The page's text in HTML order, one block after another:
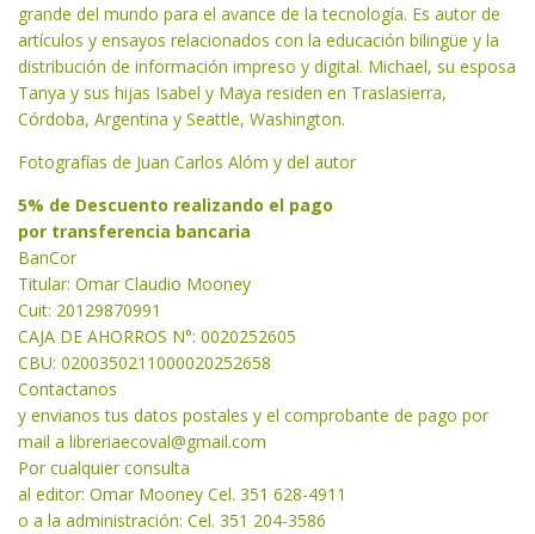
grande del mundo para el avance de la tecnología. Es autor de
artículos y ensayos relacionados con la educación bilingüe y la
distribución de información impreso y digital. Michael, su esposa
Tanya y sus hijas Isabel y Maya residen en Traslasierra,
Córdoba, Argentina y Seattle, Washington.
Fotografías de Juan Carlos Alóm y del autor
5% de Descuento realizando el pago
por transferencia bancaria
BanCor
Titular: Omar Claudio Mooney
Cuit: 20129870991
CAJA DE AHORROS N°: 0020252605
CBU: 0200350211000020252658
Contactanos
y envianos tus datos postales y el comprobante de pago por
mail a libreriaecoval@gmail.com
Por cualquier consulta
al editor: Omar Mooney Cel. 351 628-4911
o a la administración: Cel. 351 204-3586